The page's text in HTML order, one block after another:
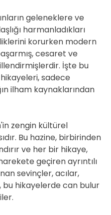
geleneklere ve
harmanladıkları
korurken modern
cesaret ve
İşte bu
sadece
ilham kaynaklarından
zengin kültürel
Bu hazine, birbirinden
ve her bir hikaye,
geçiren ayrıntılı
sevinçler, acılar,
hikayelerde can bulur